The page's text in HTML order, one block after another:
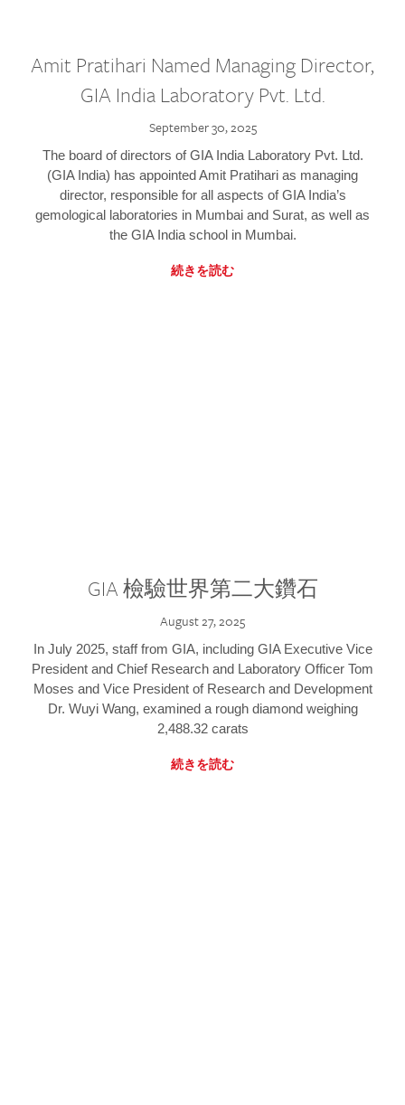
Amit Pratihari Named Managing Director,
GIA India Laboratory Pvt. Ltd.
September 30, 2025
The board of directors of GIA India Laboratory Pvt. Ltd.
(GIA India) has appointed Amit Pratihari as managing
director, responsible for all aspects of GIA India’s
gemological laboratories in Mumbai and Surat, as well as
the GIA India school in Mumbai.
続きを読む
GIA 檢驗世界第二大鑽石
August 27, 2025
In July 2025, staff from GIA, including GIA Executive Vice
President and Chief Research and Laboratory Officer Tom
Moses and Vice President of Research and Development
Dr. Wuyi Wang, examined a rough diamond weighing
2,488.32 carats
続きを読む